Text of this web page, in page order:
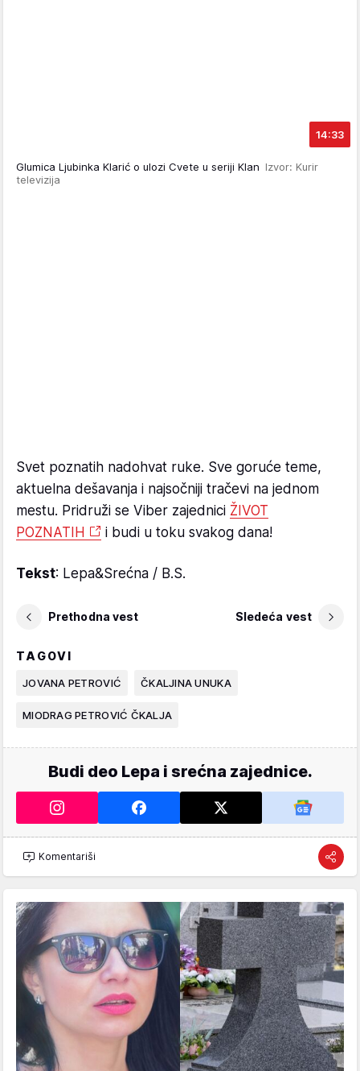
14:33
Glumica Ljubinka Klarić o ulozi Cvete u seriji Klan Izvor: Kurir
televizija
Svet poznatih nadohvat ruke. Sve goruće teme,
aktuelna dešavanja i najsočniji tračevi na jednom
mestu. Pridruži se Viber zajednici ŽIVOT
POZNATIH
i budi u toku svakog dana!
Tekst: Lepa&Srećna / B.S.
Prethodna vest Sledeća vest
TAGOVI
JOVANA PETROVIĆ ČKALJINA UNUKA
MIODRAG PETROVIĆ ČKALJA
Budi deo Lepa i srećna zajednice.
Komentariši